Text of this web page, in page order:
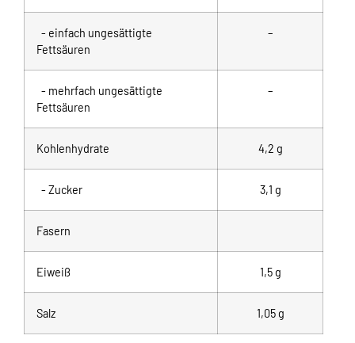
- einfach ungesättigte
Fettsäuren
–
- mehrfach ungesättigte
Fettsäuren
–
Kohlenhydrate 4,2 g
- Zucker 3,1 g
Fasern
Eiweiß 1,5 g
Salz 1,05 g